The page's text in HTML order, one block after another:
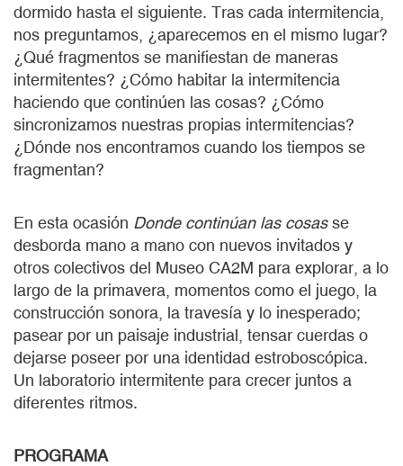
dormido hasta el siguiente. Tras cada intermitencia,
nos preguntamos, ¿aparecemos en el mismo lugar?
¿Qué fragmentos se manifiestan de maneras
intermitentes? ¿Cómo habitar la intermitencia
haciendo que continúen las cosas? ¿Cómo
sincronizamos nuestras propias intermitencias?
¿Dónde nos encontramos cuando los tiempos se
fragmentan?
En esta ocasión Donde continúan las cosasse
desborda mano a mano con nuevos invitados y
otros colectivos del Museo CA2M para explorar, a lo
largo de la primavera, momentos como el juego, la
construcción sonora, la travesía y lo inesperado;
pasear por un paisaje industrial, tensar cuerdas o
dejarse poseer por una identidad estroboscópica.
Un laboratorio intermitente para crecer juntos a
diferentes ritmos.
PROGRAMA